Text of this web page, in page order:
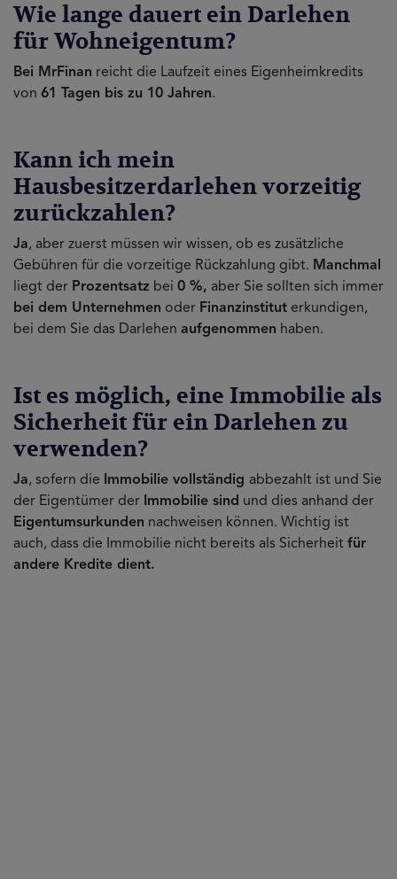
Wie lange dauert ein Darlehen
für Wohneigentum?
Bei MrFinan reicht die Laufzeit eines Eigenheimkredits
von 61 Tagen bis zu 10 Jahren.
Kann ich mein
Hausbesitzerdarlehen vorzeitig
zurückzahlen?
Ja, aber zuerst müssen wir wissen, ob es zusätzliche
Gebühren für die vorzeitige Rückzahlung gibt. Manchmal
liegt der Prozentsatz bei 0 %, aber Sie sollten sich immer
bei dem Unternehmen oder Finanzinstitut erkundigen,
bei dem Sie das Darlehen aufgenommen haben.
Ist es möglich, eine Immobilie als
Sicherheit für ein Darlehen zu
verwenden?
Ja, sofern die Immobilie vollständig abbezahlt ist und Sie
der Eigentümer der Immobilie sind und dies anhand der
Eigentumsurkunden nachweisen können. Wichtig ist
auch, dass die Immobilie nicht bereits als Sicherheit für
andere Kredite dient.